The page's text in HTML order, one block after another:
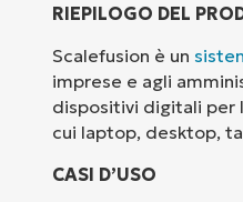
RIEPILOGO DEL
Scalefusion è un
imprese e agli
dispositivi digitali per
cui laptop, desktop,
CASI D’USO